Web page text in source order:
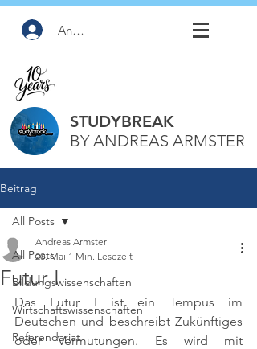
Anmelden
STUDYBREAK
BY ANDREAS ARMSTER
Beitrag
All Posts
Bildungswissenschaften
Wirtschaftswissenschaften
Referendariat
All Posts
Futur I
Andreas Armster
20. Mai 1 Min. Lesezeit
Das Futur I ist ein Tempus im
Deutschen und beschreibt Zukünftiges
oder Vermutungen. Es wird mit